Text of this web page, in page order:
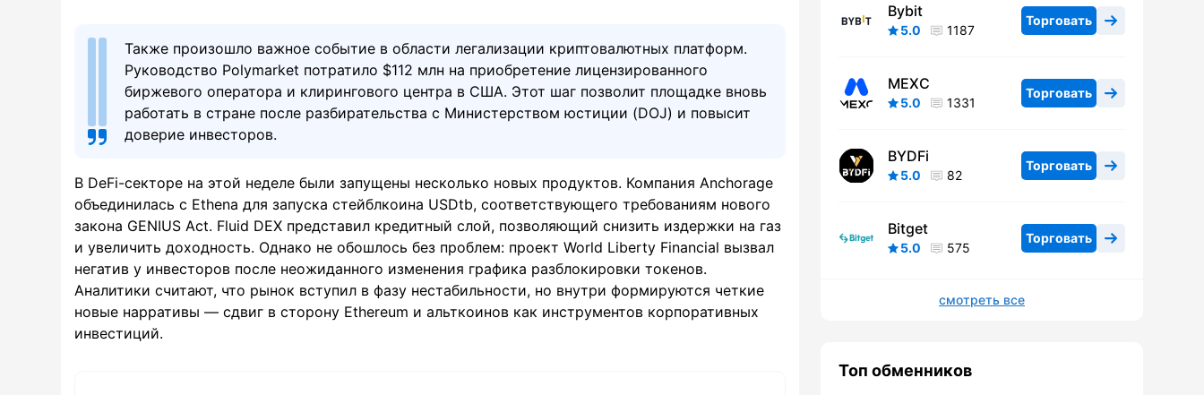
Также произошло важное событие в области легализации криптовалютных платформ.
Руководство Polymarket потратило $112 млн на приобретение лицензированного
биржевого оператора и клирингового центра в США. Этот шаг позволит площадке вновь
работать в стране после разбирательства с Министерством юстиции (DOJ) и повысит
доверие инвесторов.
В DeFi-секторе на этой неделе были запущены несколько новых продуктов. Компания Anchorage
объединилась с Ethena для запуска стейблкоина USDtb, соответствующего требованиям нового
закона GENIUS Act. Fluid DEX представил кредитный слой, позволяющий снизить издержки на газ
и увеличить доходность. Однако не обошлось без проблем: проект World Liberty Financial вызвал
негатив у инвесторов после неожиданного изменения графика разблокировки токенов.
Аналитики считают, что рынок вступил в фазу нестабильности, но внутри формируются четкие
новые нарративы — сдвиг в сторону Ethereum и альткоинов как инструментов корпоративных
инвестиций.
Bybit
5.0 1187
Торговать
MEXC
5.0 1331
Торговать
BYDFi
5.0 82
Торговать
Bitget
5.0 575
Торговать
смотреть все
Топ обменников